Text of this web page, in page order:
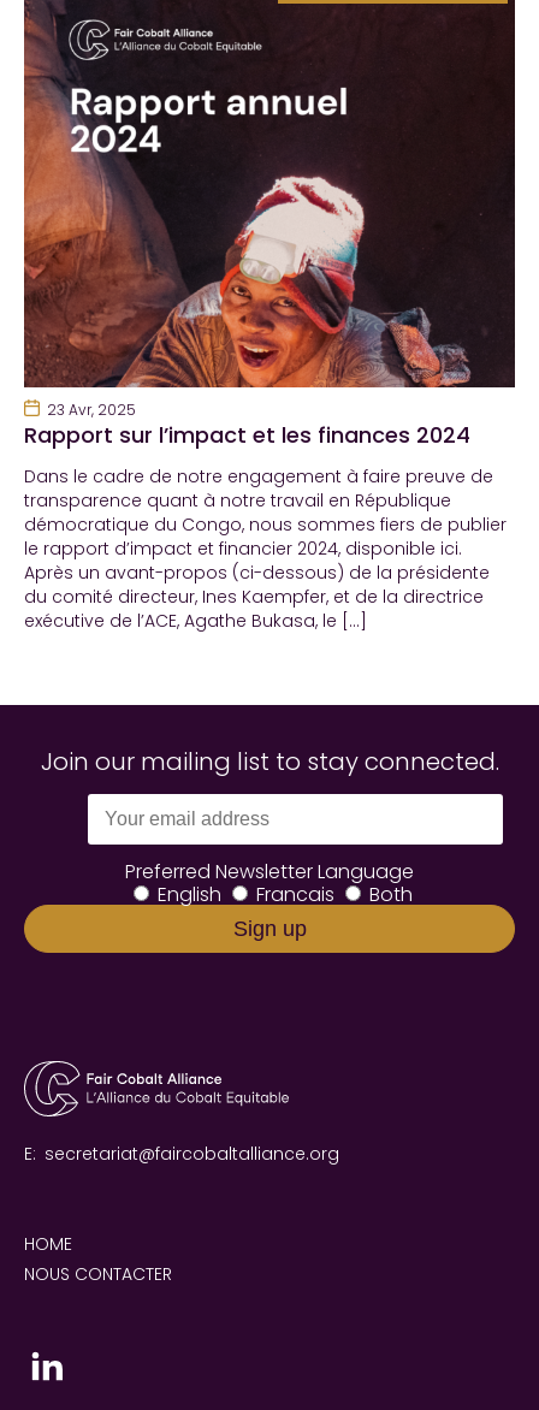
23 Avr, 2025
Rapport sur l’impact et les finances 2024
Dans le cadre de notre engagement à faire preuve de
transparence quant à notre travail en République
démocratique du Congo, nous sommes fiers de publier
le rapport d’impact et financier 2024, disponible ici.
Après un avant-propos (ci-dessous) de la présidente
du comité directeur, Ines Kaempfer, et de la directrice
exécutive de l’ACE, Agathe Bukasa, le […]
Join our mailing list to stay connected.
Preferred Newsletter Language
English
Francais Both
HOME
NOUS CONTACTER
E: secretariat@faircobaltalliance.org